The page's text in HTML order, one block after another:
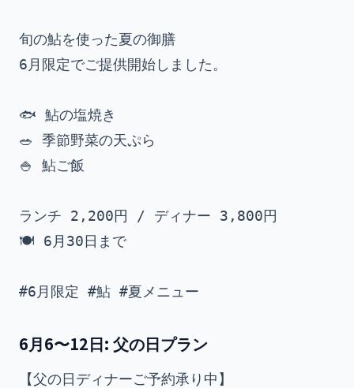
旬の鮎を使った夏の御膳
6月限定でご提供開始しました。
🐟 鮎の塩焼き
🥗 季節野菜の天ぷら
🍚 鮎ご飯
ランチ 2,200円 / ディナー 3,800円
🍽 6月30日まで
6月6〜12日: 父の日プラン
【父の日ディナーご予約承り中】